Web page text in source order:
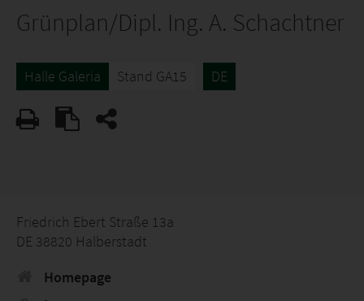
Grünplan/Dipl. Ing. A. Schachtner
Halle Galeria Stand GA15 DE
Friedrich Ebert Straße 13a
DE 38820 Halberstadt
Homepage